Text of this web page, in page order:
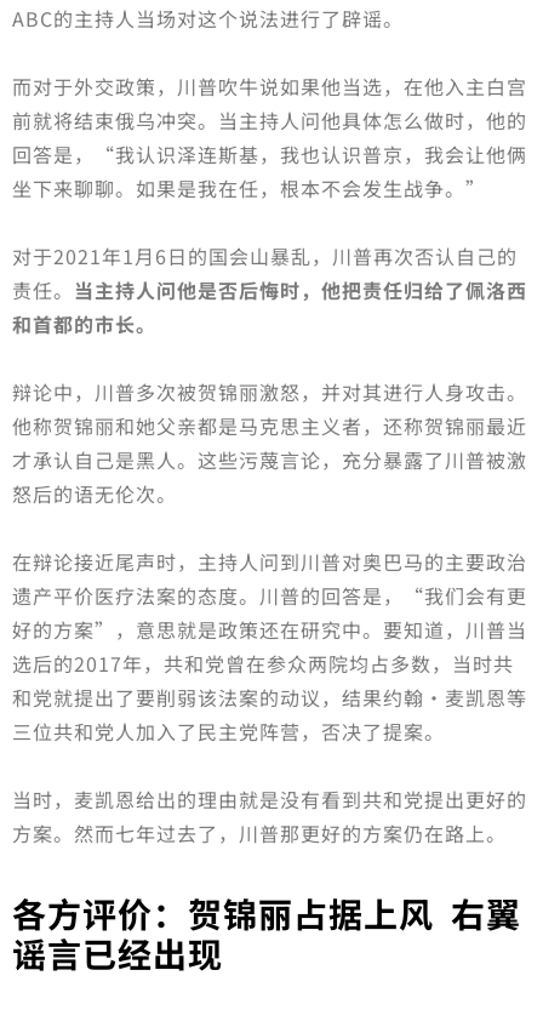
ABC的主持人当场对这个说法进行了辟谣。
而对于外交政策，川普吹牛说如果他当选，在他入主白宫
前就将结束俄乌冲突。当主持人问他具体怎么做时，他的
回答是，“我认识泽连斯基，我也认识普京，我会让他俩
坐下来聊聊。如果是我在任，根本不会发生战争。”
对于2021年1月6日的国会山暴乱，川普再次否认自己的
责任。 当主持人问他是否后悔时，他把责任归给了佩洛西
和首都的市长。
辩论中，川普多次被贺锦丽激怒，并对其进行人身攻击。
他称贺锦丽和她父亲都是马克思主义者，还称贺锦丽最近
才承认自己是黑人。这些污蔑言论，充分暴露了川普被激
怒后的语无伦次。
在辩论接近尾声时，主持人问到川普对奥巴马的主要政治
遗产平价医疗法案的态度。川普的回答是，“我们会有更
好的方案”，意思就是政策还在研究中。要知道，川普当
选后的2017年，共和党曾在参众两院均占多数，当时共
和党就提出了要削弱该法案的动议，结果约翰·麦凯恩等
三位共和党人加入了民主党阵营，否决了提案。
当时，麦凯恩给出的理由就是没有看到共和党提出更好的
方案。然而七年过去了，川普那更好的方案仍在路上。
各方评价：贺锦丽占据上风 右翼
谣言已经出现